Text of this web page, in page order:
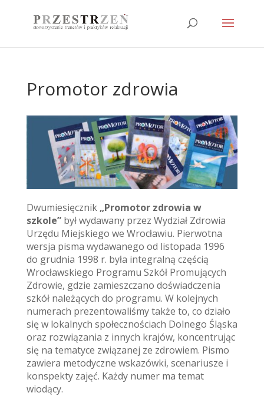
Promotor zdrowia
Dwumiesięcznik „Promotor zdrowia w
szkole”był wydawany przez Wydział Zdrowia
Urzędu Miejskiego we Wrocławiu. Pierwotna
wersja pisma wydawanego od listopada 1996
do grudnia 1998 r. była integralną częścią
Wrocławskiego Programu Szkół Promujących
Zdrowie, gdzie zamieszczano doświadczenia
szkół należących do programu. W kolejnych
numerach prezentowaliśmy także to, co działo
się w lokalnych społecznościach Dolnego Śląska
oraz rozwiązania z innych krajów, koncentrując
się na tematyce związanej ze zdrowiem. Pismo
zawiera metodyczne wskazówki, scenariusze i
konspekty zajęć. Każdy numer ma temat
wiodący.